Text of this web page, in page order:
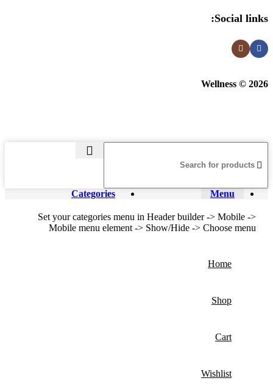
Social links:
Wellness © 2026
Menu
Categories
Set your categories menu in Header builder -> Mobile ->
Mobile menu element -> Show/Hide -> Choose menu
Home
Shop
Cart
Wishlist